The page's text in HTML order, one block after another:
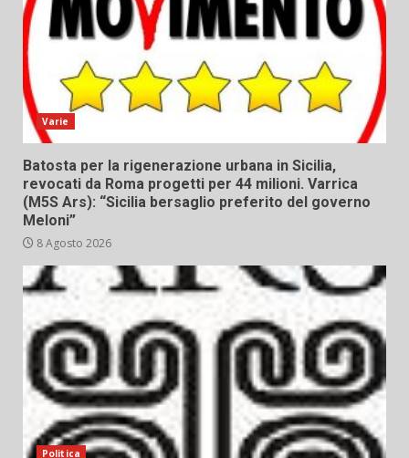
Varie
Batosta per la rigenerazione urbana in Sicilia,
revocati da Roma progetti per 44 milioni. Varrica
(M5S Ars): “Sicilia bersaglio preferito del governo
Meloni”
8 Agosto 2026
Politica